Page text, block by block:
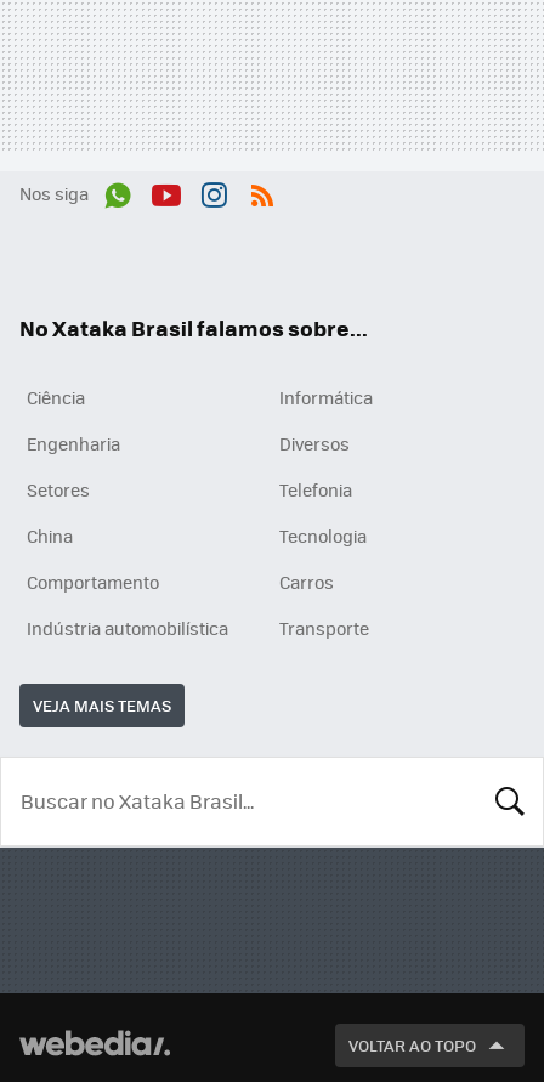
Nos siga
No Xataka Brasil falamos sobre...
Ciência
Informática
Engenharia
Diversos
Setores
Telefonia
China
Tecnologia
Comportamento
Carros
Indústria automobilística
Transporte
VEJA MAIS TEMAS
VOLTAR AO TOPO